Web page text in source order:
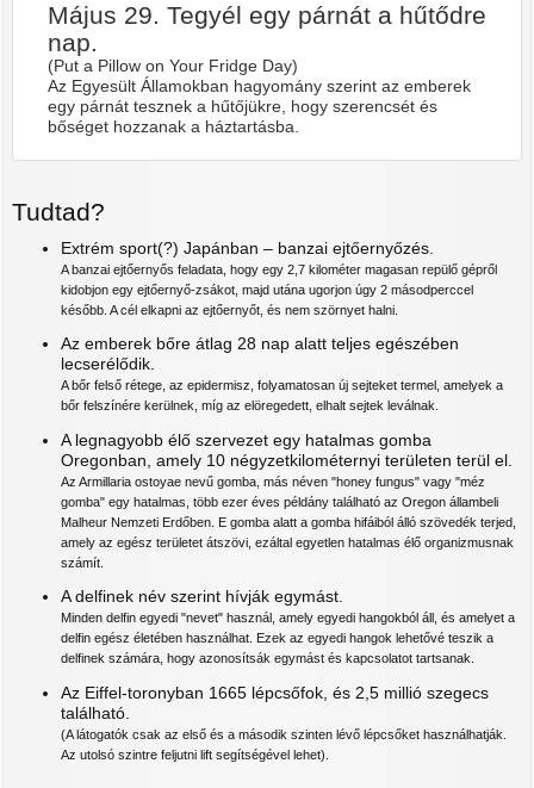
Május 29. Tegyél egy párnát a hűtődre
nap.
(Put a Pillow on Your Fridge Day)
Az Egyesült Államokban hagyomány szerint az emberek
egy párnát tesznek a hűtőjükre, hogy szerencsét és
bőséget hozzanak a háztartásba.
Tudtad?
Extrém sport(?) Japánban – banzai ejtőernyőzés.
A banzai ejtőernyős feladata, hogy egy 2,7 kilométer magasan repülő gépről
kidobjon egy ejtőernyő-zsákot, majd utána ugorjon úgy 2 másodperccel
később. A cél elkapni az ejtőernyőt, és nem szörnyet halni.
Az emberek bőre átlag 28 nap alatt teljes egészében
lecserélődik.
A bőr felső rétege, az epidermisz, folyamatosan új sejteket termel, amelyek a
bőr felszínére kerülnek, míg az elöregedett, elhalt sejtek leválnak.
A legnagyobb élő szervezet egy hatalmas gomba
Oregonban, amely 10 négyzetkilométernyi területen terül el.
Az Armillaria ostoyae nevű gomba, más néven "honey fungus" vagy "méz
gomba" egy hatalmas, több ezer éves példány található az Oregon állambeli
Malheur Nemzeti Erdőben. E gomba alatt a gomba hifáiból álló szövedék terjed,
amely az egész területet átszövi, ezáltal egyetlen hatalmas élő organizmusnak
számít.
A delfinek név szerint hívják egymást.
Minden delfin egyedi "nevet" használ, amely egyedi hangokból áll, és amelyet a
delfin egész életében használhat. Ezek az egyedi hangok lehetővé teszik a
delfinek számára, hogy azonosítsák egymást és kapcsolatot tartsanak.
Az Eiffel-toronyban 1665 lépcsőfok, és 2,5 millió szegecs
található.
(A látogatók csak az első és a második szinten lévő lépcsőket használhatják.
Az utolsó szintre feljutni lift segítségével lehet).